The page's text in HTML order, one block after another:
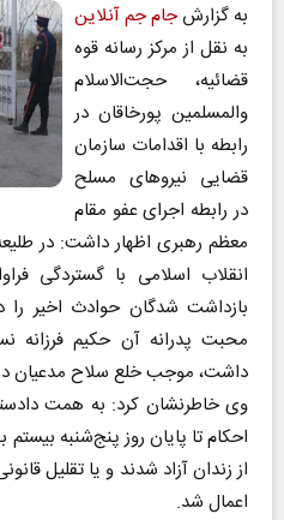
به گزارشجام جم آنلاین
به نقل از مرکز رسانه قوه
قضائیه، حجت‌الاسلام
والمسلمین پورخاقان در
رابطه با اقدامات سازمان
قضایی نیروهای مسلح
در رابطه اجرای عفو مقام
معظم رهبری اظهار داشت: در
انقلاب اسلامی با گستردگی
بازداشت شدگان حوادث اخیر
محبت پدرانه آن حکیم فرزانه
داشت، موجب خلع سلاح مدعیان
وی خاطرنشان کرد: به همت
احکام تا پایان روز پنج‌شنبه
از زندان آزاد شدند و یا تقلیل
اعمال شد.